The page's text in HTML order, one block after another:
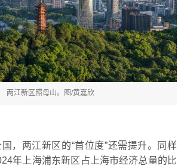
两江新区照母山。图/黄嘉欣
，两江新区的“首位度”还需提升。同样
年上海浦东新区占上海市经济总量的比